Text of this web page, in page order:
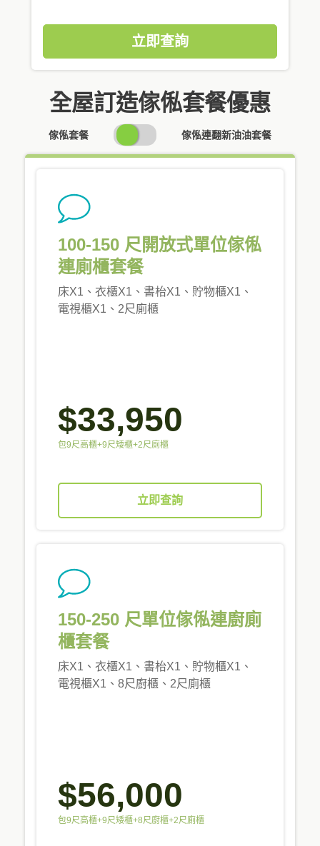
立即查詢
全屋訂造傢俬套餐優惠
傢俬套餐
SWITCH
PRICING
傢俬連翻新油油套餐
100-150 尺開放式單位傢俬
連廁櫃套餐
床X1、衣櫃X1、書枱X1、貯物櫃X1、
電視櫃X1、2尺廁櫃
$33,950
包9尺高櫃+9尺矮櫃+2尺廁櫃
立即查詢
150-250 尺單位傢俬連廚廁
櫃套餐
床X1、衣櫃X1、書枱X1、貯物櫃X1、
電視櫃X1、8尺廚櫃、2尺廁櫃
$56,000
包9尺高櫃+9尺矮櫃+8尺廚櫃+2尺廁櫃